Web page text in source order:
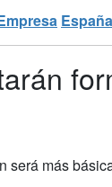
España
más